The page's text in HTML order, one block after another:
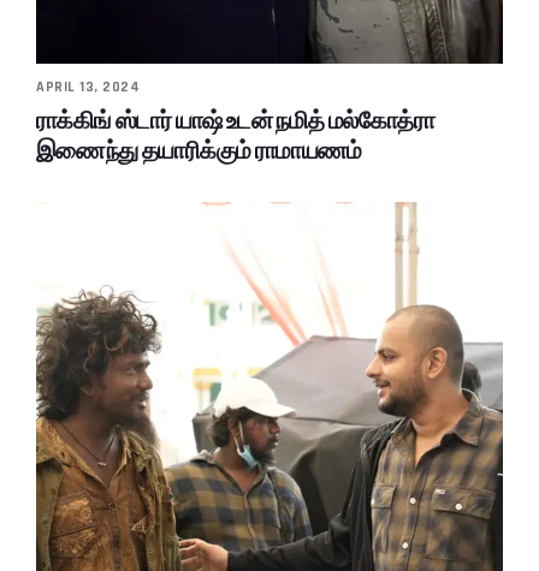
APRIL 13, 2024
ராக்கிங் ஸ்டார் யாஷ் உடன் நமித் மல்கோத்ரா
இணைந்து தயாரிக்கும் ராமாயணம்